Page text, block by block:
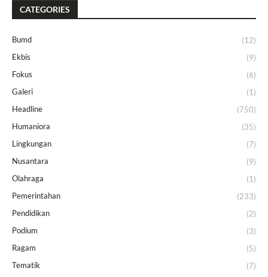
CATEGORIES
Bumd
(12)
Ekbis
(9)
Fokus
(6)
Galeri
(1)
Headline
(750)
Humaniora
(35)
Lingkungan
(7)
Nusantara
(9)
Olahraga
(1)
Pemerintahan
(233)
Pendidikan
(2)
Podium
(3)
Ragam
(5)
Tematik
(7)